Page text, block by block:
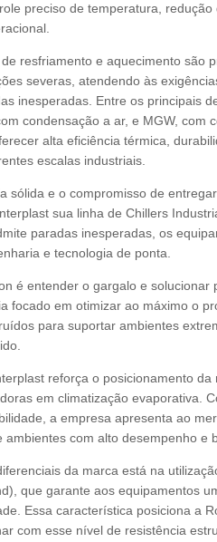
preciso de temperatura,
resfriamento e aquecimento são
severas, atendendo às
inesperadas. Entre os principais
condensação a ar, e MGW, com
alta eficiência térmica,
escalas industriais.
sólida e o compromisso de
sua linha de Chillers
paradas inesperadas, os
e tecnologia de ponta.
é entender o gargalo e
focado em otimizar ao máximo o
para suportar ambientes
reforça o posicionamento
em climatização evaporativa.
a empresa apresenta ao
ambientes com alto desempenho e
da marca está na
que garante aos equipamentos
Essa característica posiciona a
com esse nível de resistência